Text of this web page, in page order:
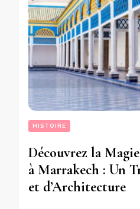
HISTOIRE
Découvrez la
à Marrakech : Un
et d’Architecture